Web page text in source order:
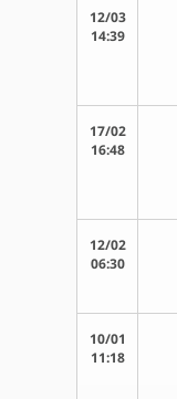
12/03
14:39
17/02
16:48
12/02
06:30
10/01
11:18